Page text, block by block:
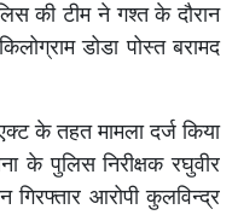
की टीम ने गश्त के दौरान
डोडा पोस्त बरामद
के तहत मामला दर्ज किया
के पुलिस निरीक्षक रघुवीर
गिरफ्तार आरोपी कुलविन्द्र